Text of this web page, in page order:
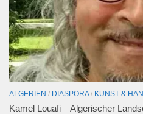
ALGERIEN / DIASPORA/ KUNST &
Kamel Louafi – Algerischer